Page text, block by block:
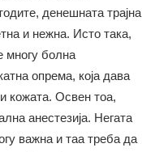
денешната трајна
и нежна. Исто така,
многу болна
опрема, која дава
кожата. Освен тоа,
анестезија. Негата
важна и таа треба да